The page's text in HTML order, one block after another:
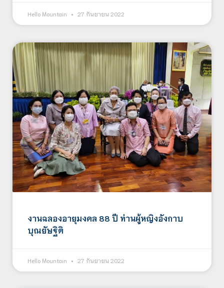
Hello Mountain 27 กันยายน 2022
งานฉลองอายุมงคล 88 ปี ท่านผู้หญิงอังกาบ
บุณยัษฐิติ
Hello Mountain 27 กันยายน 2022